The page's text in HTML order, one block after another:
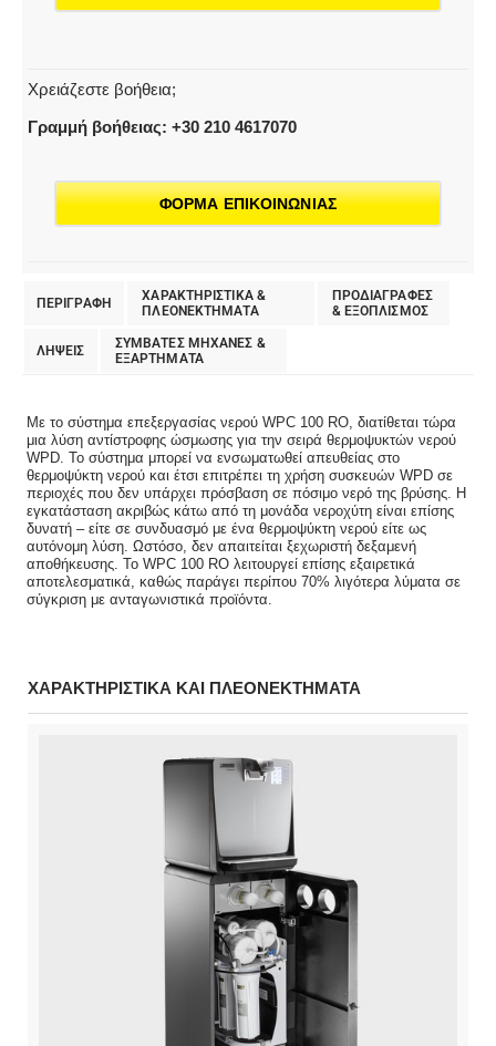
Χρειάζεστε βοήθεια;
Γραμμή βοήθειας: +30 210 4617070
ΦΟΡΜΑ ΕΠΙΚΟΙΝΩΝΙΑΣ
ΠΕΡΙΓΡΑΦΗ
ΧΑΡΑΚΤΗΡΙΣΤΙΚΑ &
ΠΛΕΟΝΕΚΤΗΜΑΤΑ
ΠΡΟΔΙΑΓΡΑΦΕΣ
& EΞΟΠΛΙΣΜΟΣ
ΛΗΨΕΙΣ
ΣΥΜΒΑΤΕΣ ΜΗΧΑΝΕΣ &
ΕΞΑΡΤΗΜΑΤΑ
Με το σύστημα επεξεργασίας νερού WPC 100 RO, διατίθεται τώρα
μια λύση αντίστροφης ώσμωσης για την σειρά θερμοψυκτών νερού
WPD. Το σύστημα μπορεί να ενσωματωθεί απευθείας στο
θερμοψύκτη νερού και έτσι επιτρέπει τη χρήση συσκευών WPD σε
περιοχές που δεν υπάρχει πρόσβαση σε πόσιμο νερό της βρύσης. Η
εγκατάσταση ακριβώς κάτω από τη μονάδα νεροχύτη είναι επίσης
δυνατή – είτε σε συνδυασμό με ένα θερμοψύκτη νερού είτε ως
αυτόνομη λύση. Ωστόσο, δεν απαιτείται ξεχωριστή δεξαμενή
αποθήκευσης. Το WPC 100 RO λειτουργεί επίσης εξαιρετικά
αποτελεσματικά, καθώς παράγει περίπου 70% λιγότερα λύματα σε
σύγκριση με ανταγωνιστικά προϊόντα.
ΧΑΡΑΚΤΗΡΙΣΤΙΚΑ ΚΑΙ ΠΛΕΟΝΕΚΤΗΜΑΤΑ